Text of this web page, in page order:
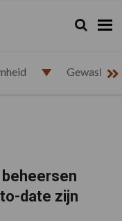
Zoeken...
Zoek
date zijn